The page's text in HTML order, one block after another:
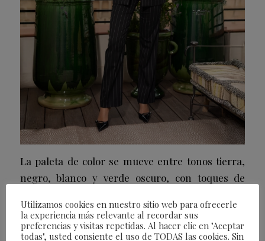
La paleta de color se mueve entre tonos tierra,
negro, blanco y verde oscuro, con toques de
opulencia y referencias al universo art déco,
acentuando la dimensión decorativa y luminosa
Utilizamos cookies en nuestro sitio web para ofrecerle
la experiencia más relevante al recordar sus
preferencias y visitas repetidas. Al hacer clic en "Aceptar
todas", usted consiente el uso de TODAS las cookies. Sin